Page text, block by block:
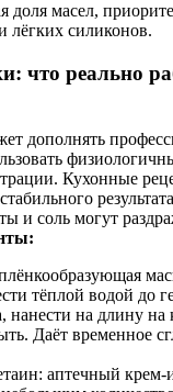
доля масел,
лёгких силиконов.
что реально
дополнять
Кухонные
и соль могут
тёплой водой до
нанести на длину на
Даёт временное
аптечный